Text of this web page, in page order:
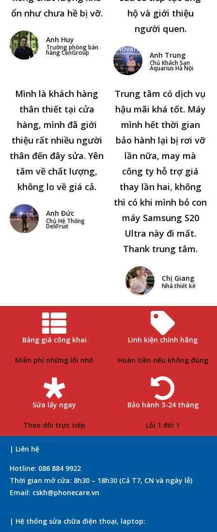
ổn như chưa hề bị vỡ.
Anh Huy
Trưởng phòng bán
hàng CenGroup
hộ và giới thiệu
người quen.
Anh Trung
Chủ Khách Sạn
Aquarius Hà Nội
Mình là khách hàng
thân thiết tại cửa
hàng, mình đã giới
thiệu rất nhiều người
thân đến đây sửa. Yên
tâm về chất lượng,
không lo về giá cả.
Anh Đức
Chủ Hệ Thống
DeliFruit
Trung tâm có dịch vụ
hậu mãi khá tốt. Máy
mình hết thời gian
bảo hành lại bị rơi vỡ
lần nữa, may mà
công ty hỗ trợ giá
thay lần hai, không
thì có khi mình bỏ con
máy Samsung S20
Ultra này đi mất.
Thank trung tâm.
Chị Giang
Nhà thiết kế
Bảng giá công khai
Miễn phí những lối nhỏ
Linh kiện chính hãng
Hoàn tiền nếu không đúng
Sửa lấy ngay
Theo dõi trực tiếp
Bảo hành 3-24 tháng
Lỗi 1 đổi 1
| Liên hệ
Hotline: 086 884 9922
Thời gian mở cửa: 8h30 – 18h30 (Cả T7, CN và ngày lễ)
Email: cskh@phonecare.vn
| Hệ thống sửa chữa điện thoại, laptop: